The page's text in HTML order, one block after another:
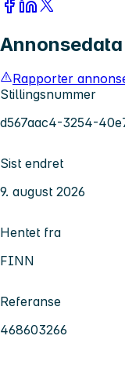
Annonsedata
Rapporter
Stillingsnummer
d567aac4-3254-
Sist endret
9. august 2026
Hentet fra
FINN
Referanse
468603266